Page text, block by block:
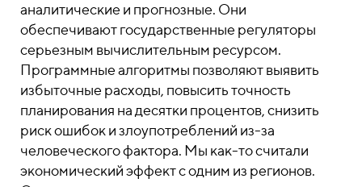
аналитические и прогнозные. Они
обеспечивают государственные регуляторы
серьезным вычислительным ресурсом.
Программные алгоритмы позволяют выявить
избыточные расходы, повысить точность
планирования на десятки процентов, снизить
риск ошибок и злоупотреблений из-за
человеческого фактора. Мы как-то считали
экономический эффект с одним из регионов.